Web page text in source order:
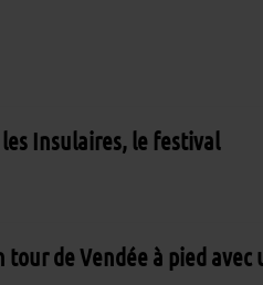
Insulaires, le festival
de Vendée à pied avec